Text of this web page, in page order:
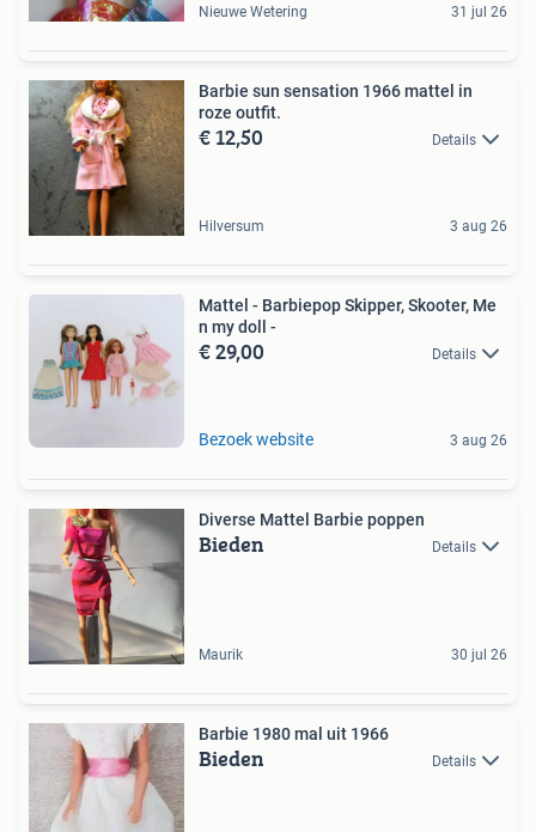
Nieuwe Wetering 31 jul 26
Barbie sun sensation 1966 mattel in
roze outfit.
€ 12,50 Details
Hilversum 3 aug 26
Mattel - Barbiepop Skipper, Skooter, Me
n my doll -
€ 29,00 Details
Bezoek website 3 aug 26
Diverse Mattel Barbie poppen
Bieden Details
Maurik 30 jul 26
Barbie 1980 mal uit 1966
Bieden Details